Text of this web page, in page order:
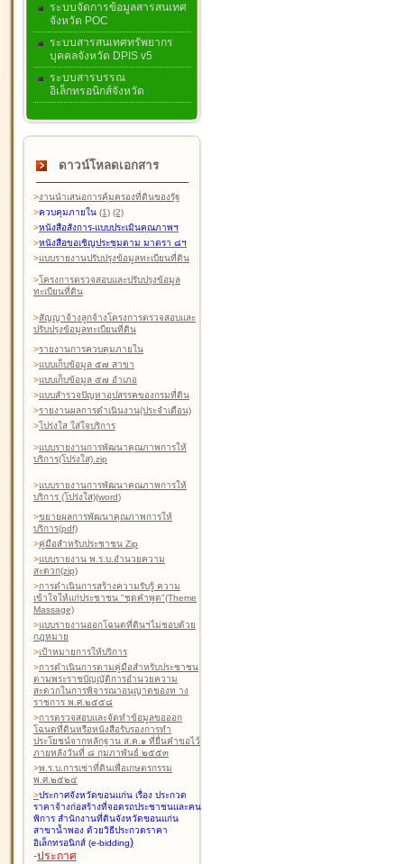
ระบบจัดการข้อมูลสารสนเทศ
จังหวัด POC
ระบบสารสนเทศทรัพยากร
บุคคลจังหวัด DPIS v5
ระบบสารบรรณ
อิเล็กทรอนิกส์จังหวัด
ดาวน์โหลดเอกสาร
>งานนำเสนอการคุ้มครองที่ดินของรัฐ
>ควบคุมภายใน (1) (2)
>หนังสือสังการ-แบบประเมินคุณภาพฯ
>หนังสือขอเชิญประชุมตาม มาตรา ๘ฯ
>แบบรายงานปรับปรุงข้อมูลทะเบียนที่ดิน
>โครงการตรวจสอบและปรับปรุงข้อมูล
ทะเบียนที่ดิน
>สัญญาจ้างลูกจ้างโครงการตรวจสอบและ
ปรับปรุงข้อมูลทะเบียนที่ดิน
>รายงานการควบคุมภายใน
>แบบเก็บข้อมูล ๕๗ สาขา
>แบบเก็บข้อมูล ๕๗ อำเภอ
>แบบสำรวจปัญหาอุปสรรคของกรมที่ดิน
>รายงานผลการดำเนินงาน(ประจำเดือน)
>โปร่งใส ใส่ใจบริการ
>แบบรายงานการพัฒนาคุณภาพการให้
บริการ(โปร่งใส).zip
>แบบรายงานการพัฒนาคุณภาพการให้
บริการ (โปร่งใส)(word)
>ขยายผลการพัฒนาคุณภาพการให้
บริการ(pdf)
>คู่มือสำหรับประชาชน Zip
>แบบรายงาน พ.ร.บ.อำนวยความ
สะดวก(zip)
>การดำเนินการสร้างความรับรู้ ความ
เข้าใจให้แก่ประชาชน "ชุดคำพูด"(Theme
Massage)
>แบบรายงานออกโฉนดที่ดินฯไม่ชอบด้วย
กฎหมาย
>เป้าหมายการให้บริการ
>การดำเนินการตามคู่มือสำหรับประชาชน
ตามพระราชบัญญัติการอำนวยความ
สะดวกในการพิจารณาอนุญาตของท าง
ราชการ พ.ศ.๒๕๕๘
>การตรวจสอบและจัดทำข้อมูลขอออก
โฉนดที่ดินหรือหนังสือรับรองการทำ
ประโยชน์จากหลักฐาน ส.ค.๑ ที่ยื่นคำขอไว้
ภายหลังวันที่ ๘ กุมภาพันธ์ ๒๕๕๓
>พ.ร.บ.การเช่าที่ดินเพื่อเกษตรกรรม
พ.ศ.๒๕๒๔
>ประกาศจังหวัดขอนแก่น เรื่อง ประกวด
ราคาจ้างก่อสร้างที่จอดรถประชาชนและคน
พิการ สำนักงานที่ดินจังหวัดขอนแก่น
สาขาน้ำพอง ด้วยวิธีประกวดราคา
อิเล็กทรอนิกส์ (e-bidding)
-ประกาศ